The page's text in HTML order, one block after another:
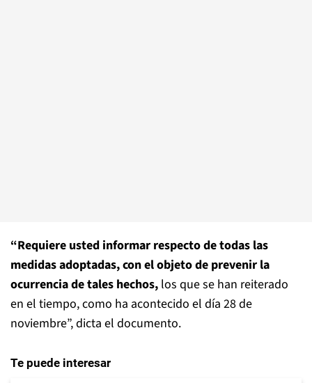
“Requiere usted informar respecto de todas las
medidas adoptadas, con el objeto de prevenir la
ocurrencia de tales hechos, los que se han reiterado
en el tiempo, como ha acontecido el día 28 de
noviembre”, dicta el documento.
Te puede interesar